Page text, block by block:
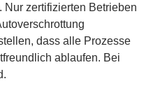
Nur zertifizierten Betrieben
dass alle Prozesse
ablaufen. Bei